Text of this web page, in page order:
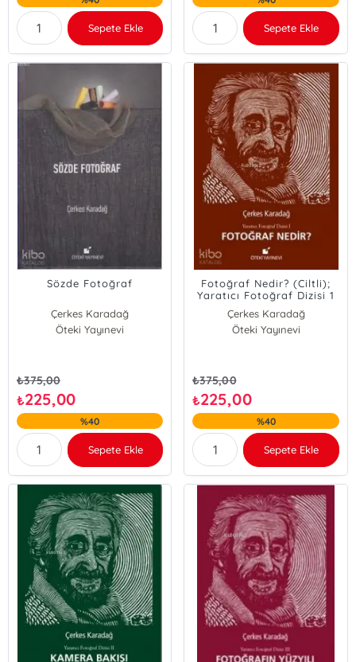
Sepete Ekle Sepete Ekle
Sözde Fotoğraf
Çerkes Karadağ
Öteki Yayınevi
₺375,00
₺225,00
%40
Sepete Ekle
Fotoğraf Nedir? (Ciltli);
Yaratıcı Fotoğraf Dizisi 1
Çerkes Karadağ
Öteki Yayınevi
₺375,00
₺225,00
%40
Sepete Ekle